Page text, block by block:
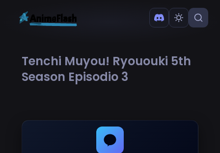
Tenchi Muyou! Ryououki 5th
Season Episodio 3